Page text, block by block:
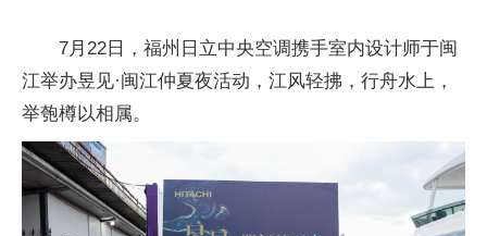
7月22日，福州日立中央空调携手室内设计师于闽
江举办昱见·闽江仲夏夜活动，江风轻拂，行舟水上，
举匏樽以相属。